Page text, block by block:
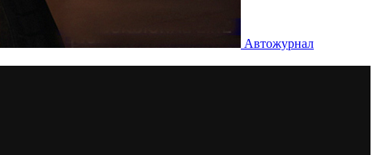
Автожурнал